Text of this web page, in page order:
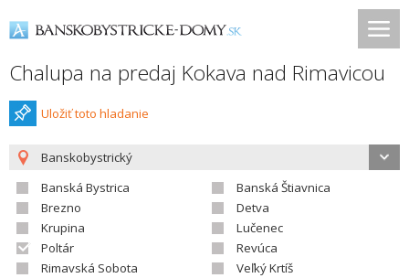
Chalupa na predaj Kokava nad Rimavicou
Uložiť toto hladanie
Banskobystrický
Banská Bystrica
Banská Štiavnica
Brezno
Detva
Krupina
Lučenec
Poltár
Revúca
Rimavská Sobota
Veľký Krtíš